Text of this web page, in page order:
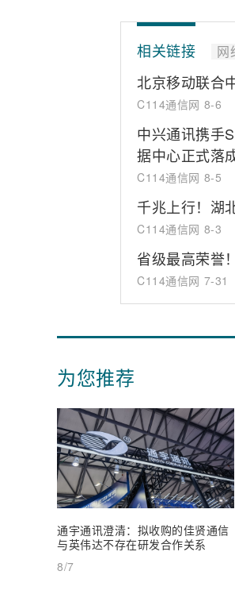
相关链接 网
北京移动联合
C114通信网 8-6
中兴通讯携手
据中心正式落
C114通信网 8-5
千兆上行！湖
C114通信网 8-3
省级最高荣誉
C114通信网 7-31
为您推荐
通宇通讯澄清：拟收购的佳贤通信
与英伟达不存在研发合作关系
8/7